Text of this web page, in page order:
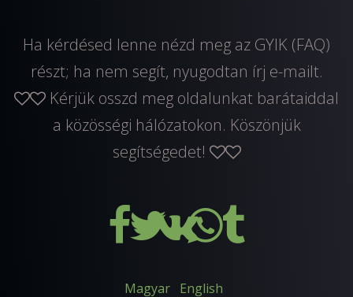
Ha kérdésed lenne nézd meg az GYIK (FAQ)
részt; ha nem segít, nyugodtan írj e-mailt.
Kérjük osszd meg oldalunkat barátaiddal
a közösségi hálózatokon. Köszönjük
segítségedet!
Magyar English